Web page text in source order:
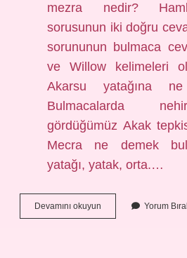
mezra nedir?
sorusunun iki doğru
sorununun bulmaca
ve Willow kelimeleri
Akarsu yatağına
Bulmacalarda
gördüğümüz Akak
Mecra ne demek
yatağı, yatak, orta.…
Devamını okuyun Bulmaca
Mecra
Yorum